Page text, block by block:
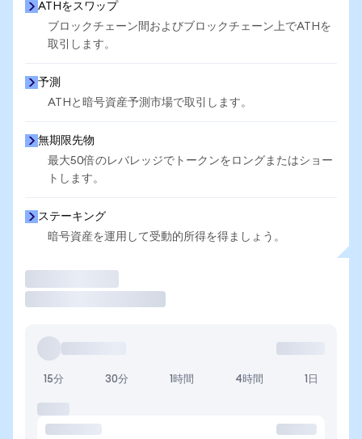
ATHをスワップ
ブロックチェーン間およびブロックチェーン上でATHを
取引します。
予測
ATHと暗号資産予測市場で取引します。
無期限先物
最大50倍のレバレッジでトークンをロングまたはショー
トします。
ステーキング
暗号資産を運用して受動的所得を得ましょう。
15分 30分 1時間 4時間 1日